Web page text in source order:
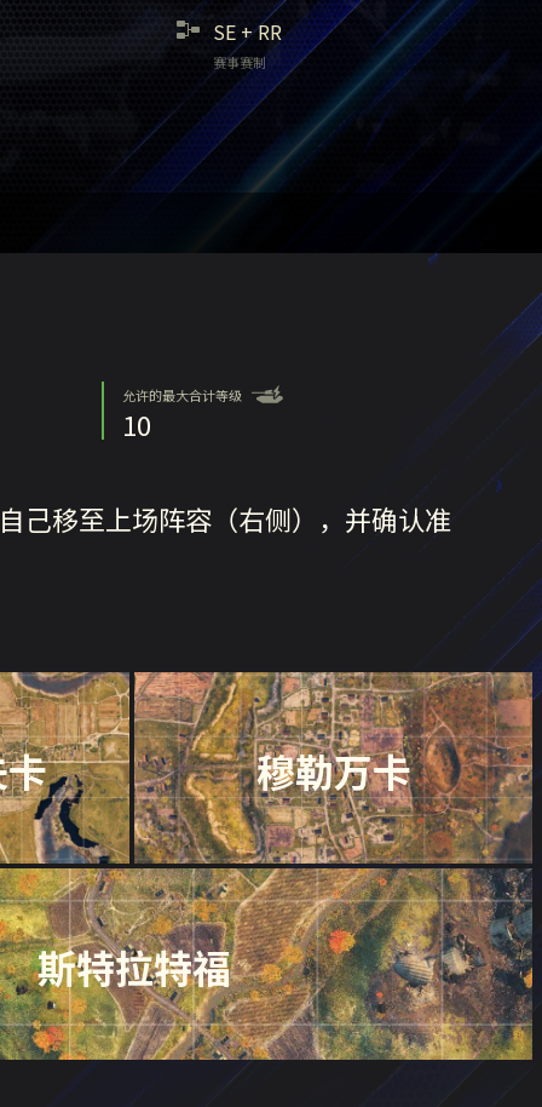
SE+RR
赛事赛制
允许的最大合计等级
10
己移至上场阵容（右侧），并确认准
穆勒万卡
斯特拉特福